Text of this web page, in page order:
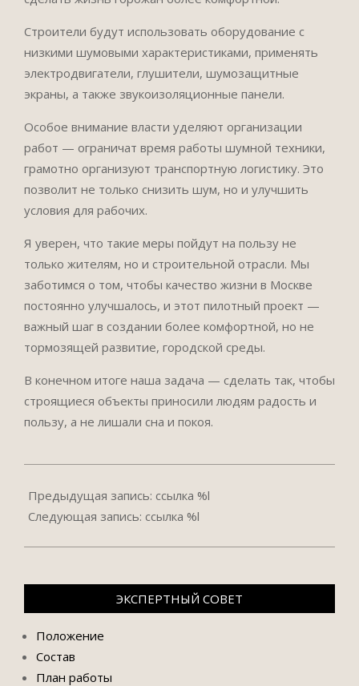
Строители будут использовать оборудование с
низкими шумовыми характеристиками, применять
электродвигатели, глушители, шумозащитные
экраны, а также звукоизоляционные панели.
Особое внимание власти уделяют организации
работ — ограничат время работы шумной техники,
грамотно организуют транспортную логистику. Это
позволит не только снизить шум, но и улучшить
условия для рабочих.
Я уверен, что такие меры пойдут на пользу не
только жителям, но и строительной отрасли. Мы
заботимся о том, чтобы качество жизни в Москве
постоянно улучшалось, и этот пилотный проект —
важный шаг в создании более комфортной, но не
тормозящей развитие, городской среды.
В конечном итоге наша задача — сделать так, чтобы
строящиеся объекты приносили людям радость и
пользу, а не лишали сна и покоя.
09-
16
Предыдущая запись: ссылка %l
Следующая запись: ссылка %l
ЭКСПЕРТНЫЙ СОВЕТ
Положение
Состав
План работы